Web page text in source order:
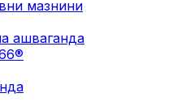
мазнини
ашваганда